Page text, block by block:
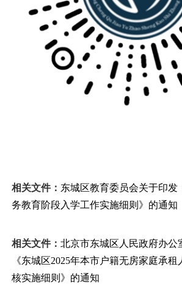
相关文件： 东城区教育委员会关于印发
务教育阶段入学工作实施细则》的通知
相关文件： 北京市东城区人民政府办公
《东城区2025年本市户籍无房家庭承
核实施细则》的通知